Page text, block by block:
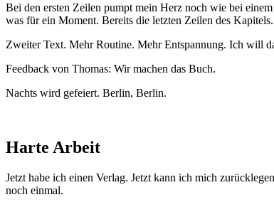
Bei den ersten Zeilen pumpt mein Herz noch wie bei
was für ein Moment. Bereits die letzten Zeilen des
Zweiter Text. Mehr Routine. Mehr Entspannung. Ich will
Feedback von Thomas: Wir machen das Buch.
Nachts wird gefeiert. Berlin, Berlin.
Harte Arbeit
Jetzt habe ich einen Verlag. Jetzt kann ich mich
noch einmal.